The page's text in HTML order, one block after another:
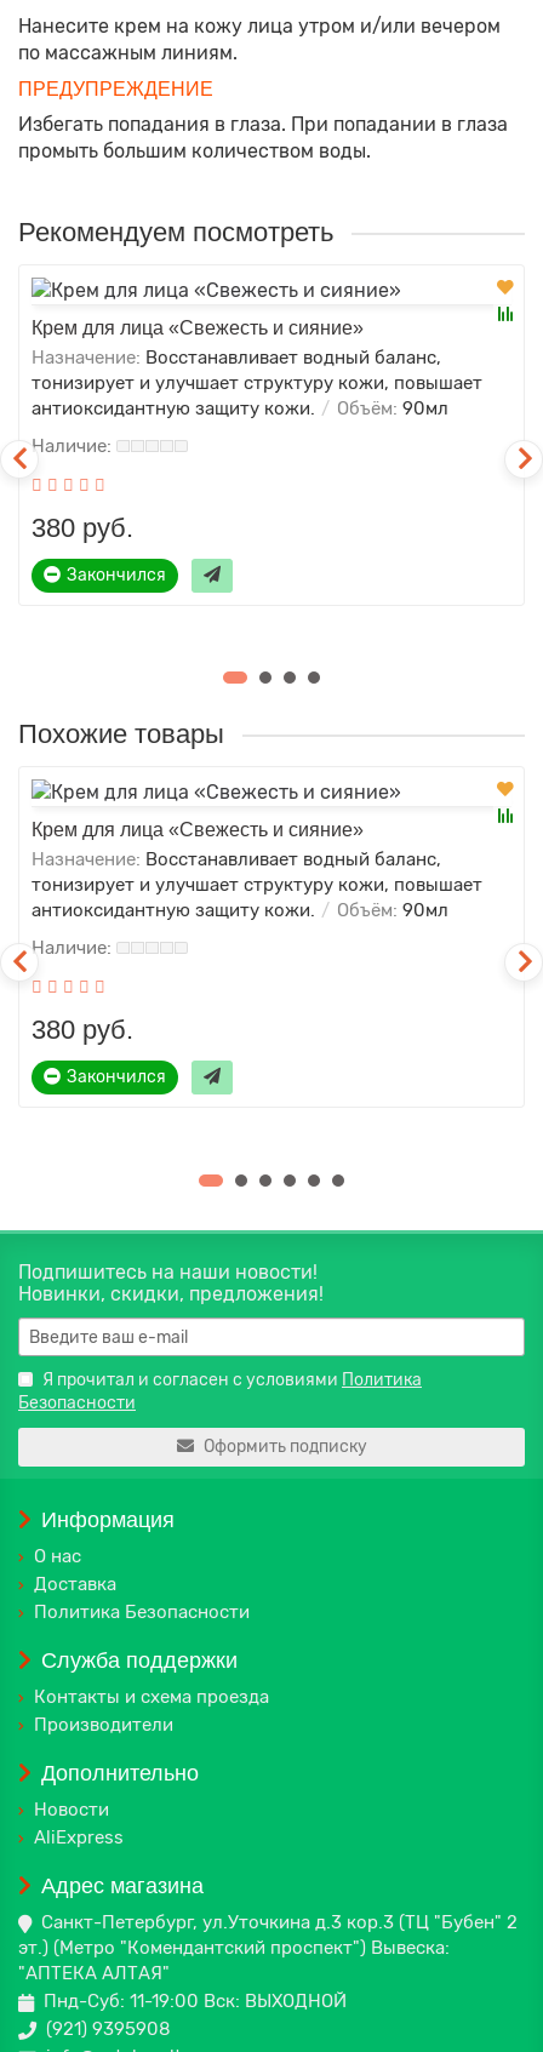
Нанесите крем на кожу лица утром и/или вечером
по массажным линиям.
ПРЕДУПРЕЖДЕНИЕ
Избегать попадания в глаза. При попадании в глаза
промыть большим количеством воды.
Рекомендуем посмотреть
Крем для лица «Свежесть и сияние»
Назначение: Восстанавливает водный баланс,
тонизирует и улучшает структуру кожи, повышает
антиоксидантную защиту кожи.
Объём: 90мл
380 руб.
Закончился
Похожие товары
Крем для лица «Свежесть и сияние»
Назначение: Восстанавливает водный баланс,
тонизирует и улучшает структуру кожи, повышает
антиоксидантную защиту кожи.
Объём: 90мл
380 руб.
Закончился
Подпишитесь на наши новости!
Новинки, скидки, предложения!
Я прочитал и согласен с условиями Политика
Безопасности
Оформить подписку
Информация
О нас
Доставка
Политика Безопасности
Служба поддержки
Контакты и схема проезда
Производители
Дополнительно
Новости
AliExpress
Адрес магазина
Санкт-Петербург, ул.Уточкина д.3 кор.3 (ТЦ "Бубен" 2
эт.) (Метро "Комендантский проспект") Вывеска:
"АПТЕКА АЛТАЯ"
Пнд-Суб: 11-19:00 Вск: ВЫХОДНОЙ
(921) 9395908